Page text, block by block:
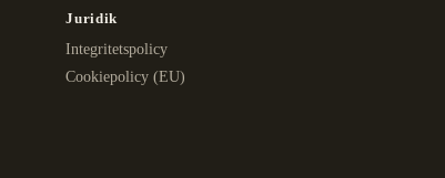
Juridik
Integritetspolicy
Cookiepolicy (EU)